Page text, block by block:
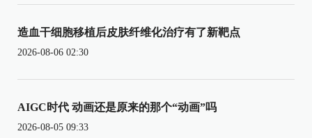
造血干细胞移植后皮肤纤维化治疗有了新靶点
2026-08-06 02:30
AIGC时代 动画还是原来的那个“动画”吗
2026-08-05 09:33